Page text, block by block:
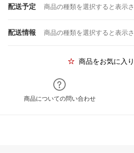
配送予定 商品の種類を選択すると表示
配送情報 商品の種類を選択すると表示
商品をお気に入
商品についての問い合わせ